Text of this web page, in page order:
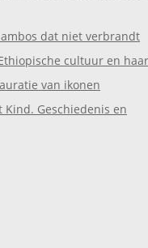
dat niet verbrandt
cultuur en
van ikonen
Kind. Geschiedenis en